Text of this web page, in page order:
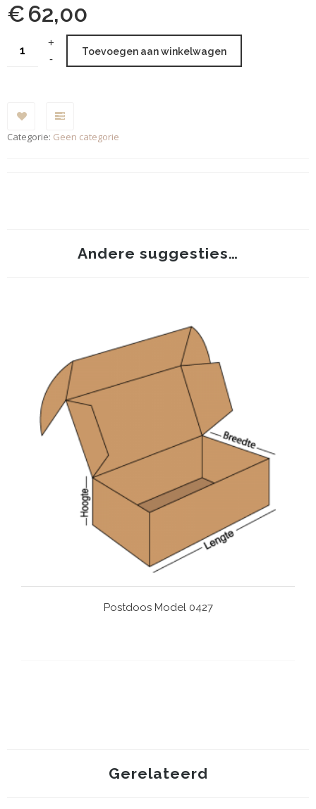
€62,00
Toevoegen aan winkelwagen
Categorie: Geen categorie
Andere suggesties…
Postdoos Model 0427
Gerelateerd